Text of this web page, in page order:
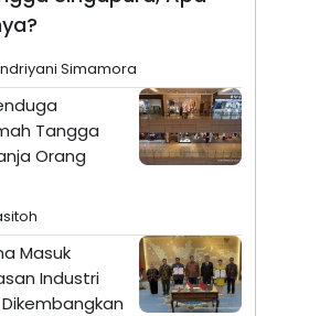
Simamora
Tangga
Orang
Masuk
Industri